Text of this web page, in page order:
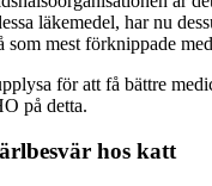
läkemedel, har nu
som mest förknippade
för att få bättre
på detta.
hos katt